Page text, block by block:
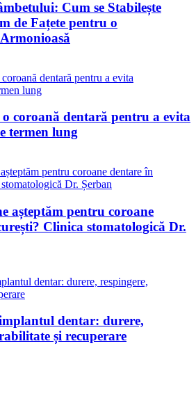
Cum se Stabilește
de Fațete pentru o
coroană dentară pentru a evita
termen lung
așteptăm pentru coroane
Clinica stomatologică Dr.
dentar: durere,
și recuperare